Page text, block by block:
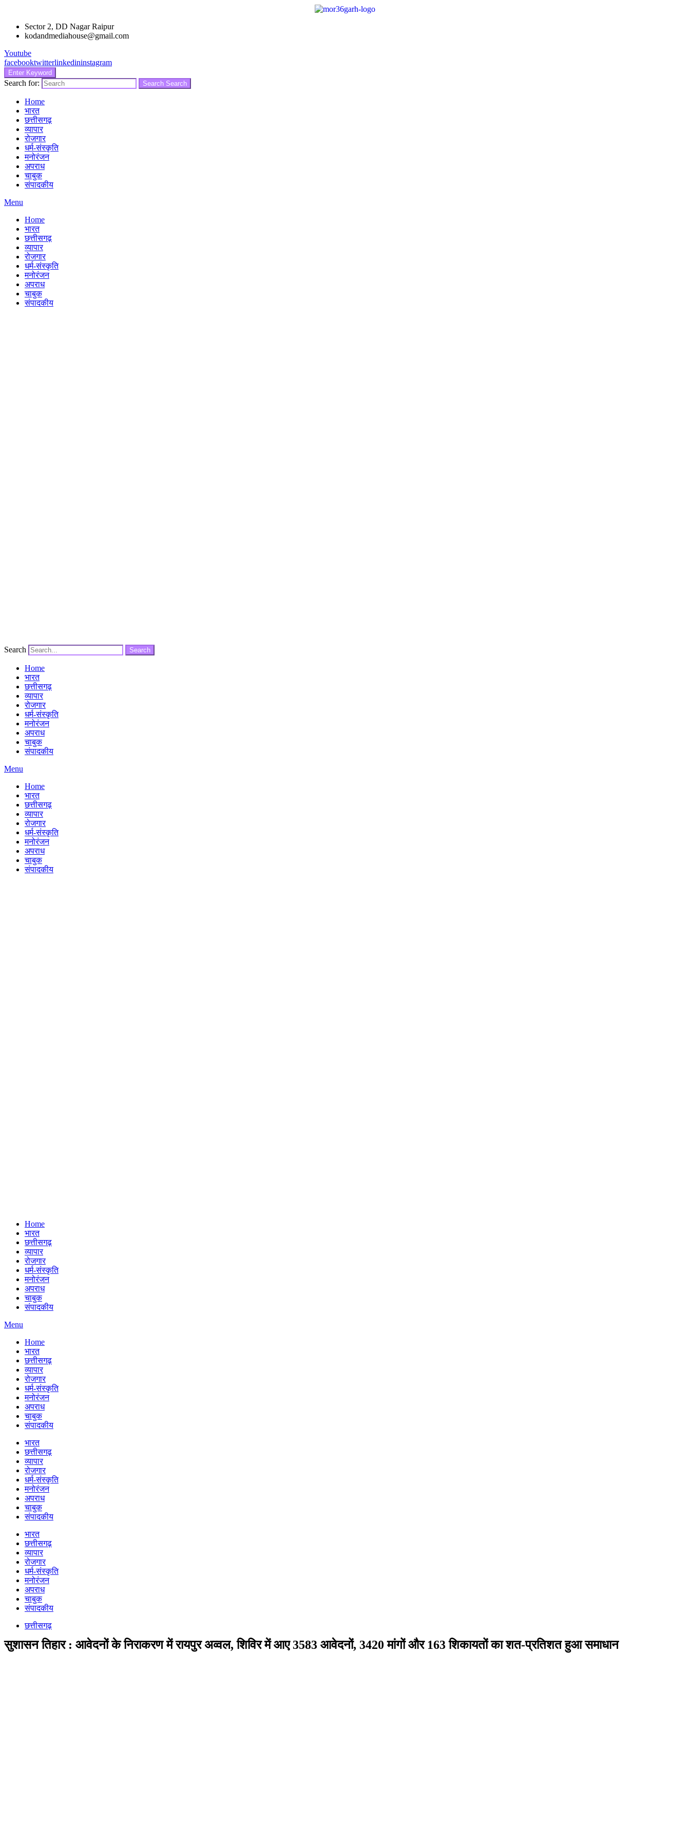
Sector 2, DD Nagar Raipur
kodandmediahouse@gmail.com
Youtube
facebooktwitterlinkedininstagram
Enter Keyword
Search for: Search Search
Home
भारत
छत्तीसगढ़
व्यापार
रोजगार
धर्म-संस्कृति
मनोरंजन
अपराध
चाबुक
संपादकीय
Menu
Home
भारत
छत्तीसगढ़
व्यापार
रोजगार
धर्म-संस्कृति
मनोरंजन
अपराध
चाबुक
संपादकीय
Search Search
Home
भारत
छत्तीसगढ़
व्यापार
रोजगार
धर्म-संस्कृति
मनोरंजन
अपराध
चाबुक
संपादकीय
Menu
Home
भारत
छत्तीसगढ़
व्यापार
रोजगार
धर्म-संस्कृति
मनोरंजन
अपराध
चाबुक
संपादकीय
Home
भारत
छत्तीसगढ़
व्यापार
रोजगार
धर्म-संस्कृति
मनोरंजन
अपराध
चाबुक
संपादकीय
Menu
Home
भारत
छत्तीसगढ़
व्यापार
रोजगार
धर्म-संस्कृति
मनोरंजन
अपराध
चाबुक
संपादकीय
भारत
छत्तीसगढ़
व्यापार
रोजगार
धर्म-संस्कृति
मनोरंजन
अपराध
चाबुक
संपादकीय
भारत
छत्तीसगढ़
व्यापार
रोजगार
धर्म-संस्कृति
मनोरंजन
अपराध
चाबुक
संपादकीय
छत्तीसगढ़
सुशासन तिहार : आवेदनों के निराकरण में रायपुर अव्वल, शिविर में आए 3583 आवेदनों, 3420 मांगों और 163 शिकायतों का शत-प्रतिशत हुआ समाधान